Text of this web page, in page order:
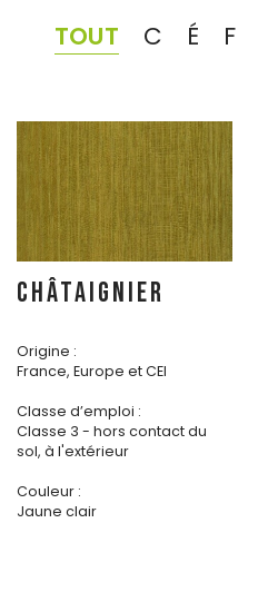
TOUT C É F
CHÂTAIGNIER
Origine :
France, Europe et CEI
Classe d’emploi :
Classe 3 - hors contact du
sol, à l'extérieur
Couleur :
Jaune clair